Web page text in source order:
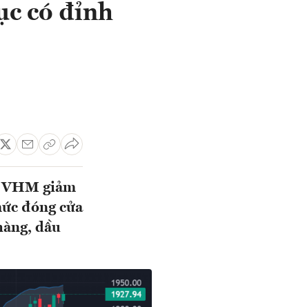
có đỉnh
VHM giảm
đóng cửa
dầu